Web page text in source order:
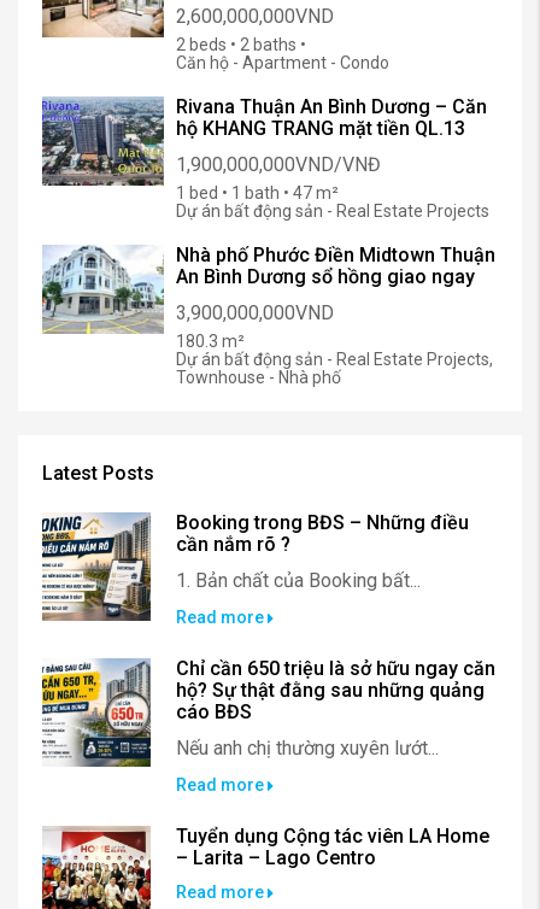
2,600,000,000VND
2 beds • 2 baths •
Căn hộ - Apartment - Condo
Rivana Thuận An Bình Dương – Căn
hộ KHANG TRANG mặt tiền QL.13
1,900,000,000VND/VNĐ
1 bed • 1 bath • 47 m²
Dự án bất động sản - Real Estate Projects
Nhà phố Phước Điền Midtown Thuận
An Bình Dương sổ hồng giao ngay
3,900,000,000VND
180.3 m²
Dự án bất động sản - Real Estate Projects,
Townhouse - Nhà phố
Latest Posts
Booking trong BĐS – Những điều
cần nắm rõ ?
1. Bản chất của Booking bất...
Read more
Chỉ cần 650 triệu là sở hữu ngay căn
hộ? Sự thật đằng sau những quảng
cáo BĐS
Nếu anh chị thường xuyên lướt...
Read more
Tuyển dụng Cộng tác viên LA Home
– Larita – Lago Centro
Read more